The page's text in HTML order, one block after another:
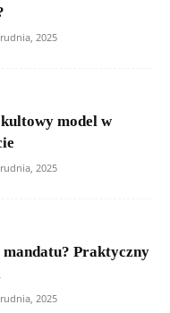
2025
model w
2025
mandatu? Praktyczny
2025